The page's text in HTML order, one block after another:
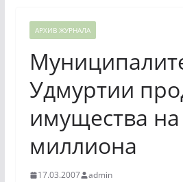
АРХИВ ЖУРНАЛА
Удмуртии
имущества
миллиона
17.03.2007 admin